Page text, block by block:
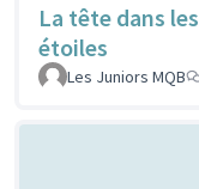
La tête dans les
étoiles
Les Juniors MQB